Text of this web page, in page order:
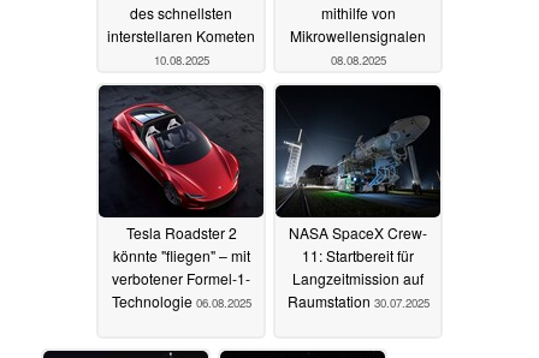
des schnellsten
interstellaren Kometen
10.08.2025
mithilfe von
Mikrowellensignalen
08.08.2025
Tesla Roadster 2
könnte "fliegen" – mit
verbotener Formel-1-
Technologie 06.08.2025
NASA SpaceX Crew-
11: Startbereit für
Langzeitmission auf
Raumstation 30.07.2025